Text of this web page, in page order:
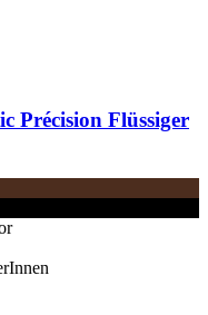
Précision Flüssiger